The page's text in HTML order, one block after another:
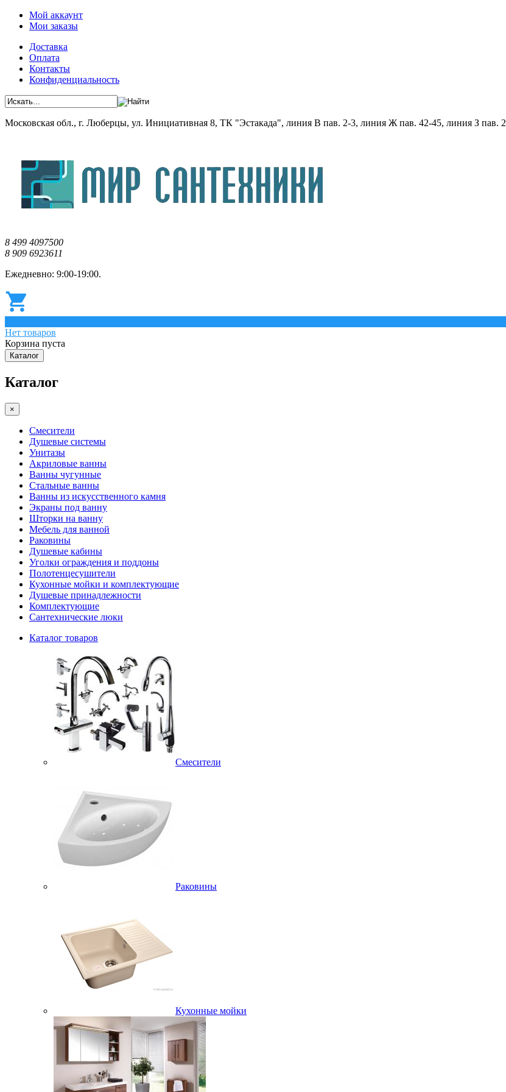
Мой аккаунт
Мои заказы
Доставка
Оплата
Контакты
Конфиденциальность
Московская обл., г. Люберцы, ул. Инициативная 8, ТК "Эстакада", линия В пав. 2-3, линия Ж пав. 42-45, линия З пав. 2
8 499 4097500
8 909 6923611
Ежедневно: 9:00-19:00.
Нет товаров
Корзина пуста
Каталог
Каталог
×
Смесители
Душевые системы
Унитазы
Акриловые ванны
Ванны чугунные
Стальные ванны
Ванны из искусственного камня
Экраны под ванну
Шторки на ванну
Мебель для ванной
Раковины
Душевые кабины
Уголки ограждения и поддоны
Полотенцесушители
Кухонные мойки и комплектующие
Душевые принадлежности
Комплектующие
Сантехнические люки
Каталог товаров
Смесители
Раковины
Кухонные мойки